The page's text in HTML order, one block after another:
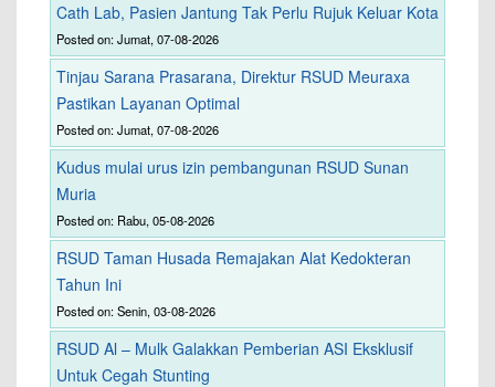
Cath Lab, Pasien Jantung Tak Perlu Rujuk Keluar Kota
Posted on: Jumat, 07-08-2026
Tinjau Sarana Prasarana, Direktur RSUD Meuraxa
Pastikan Layanan Optimal
Posted on: Jumat, 07-08-2026
Kudus mulai urus izin pembangunan RSUD Sunan
Muria
Posted on: Rabu, 05-08-2026
RSUD Taman Husada Remajakan Alat Kedokteran
Tahun Ini
Posted on: Senin, 03-08-2026
RSUD Al – Mulk Galakkan Pemberian ASI Eksklusif
Untuk Cegah Stunting